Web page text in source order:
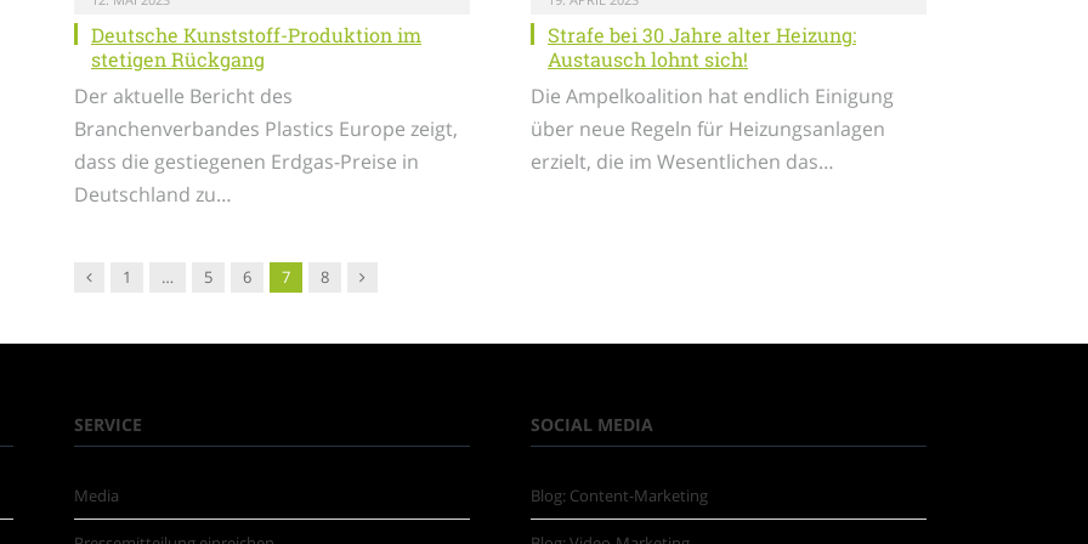
Deutsche Kunststoff-Produktion im
stetigen Rückgang
Der aktuelle Bericht des
Branchenverbandes Plastics Europe zeigt,
dass die gestiegenen Erdgas-Preise in
Deutschland zu…
Strafe bei 30 Jahre alter Heizung:
Austausch lohnt sich!
Die Ampelkoalition hat endlich Einigung
über neue Regeln für Heizungsanlagen
erzielt, die im Wesentlichen das…
Vorgänger
1 … 5 6 7 8 Nachfolger
SERVICE
Media
SOCIAL MEDIA
Blog: Content-Marketing